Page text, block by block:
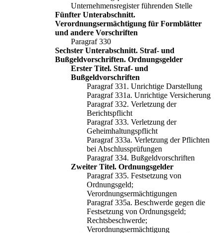
Unternehmensregister führenden Stelle
Fünfter Unterabschnitt.
Verordnungsermächtigung für Formblätter
und andere Vorschriften
Paragraf 330
Sechster Unterabschnitt. Straf- und
Bußgeldvorschriften. Ordnungsgelder
Erster Titel. Straf- und
Bußgeldvorschriften
Paragraf 331. Unrichtige Darstellung
Paragraf 331a. Unrichtige Versicherung
Paragraf 332. Verletzung der
Berichtspflicht
Paragraf 333. Verletzung der
Geheimhaltungspflicht
Paragraf 333a. Verletzung der Pflichten
bei Abschlussprüfungen
Paragraf 334. Bußgeldvorschriften
Zweiter Titel. Ordnungsgelder
Paragraf 335. Festsetzung von
Ordnungsgeld;
Verordnungsermächtigungen
Paragraf 335a. Beschwerde gegen die
Festsetzung von Ordnungsgeld;
Rechtsbeschwerde;
Verordnungsermächtigung